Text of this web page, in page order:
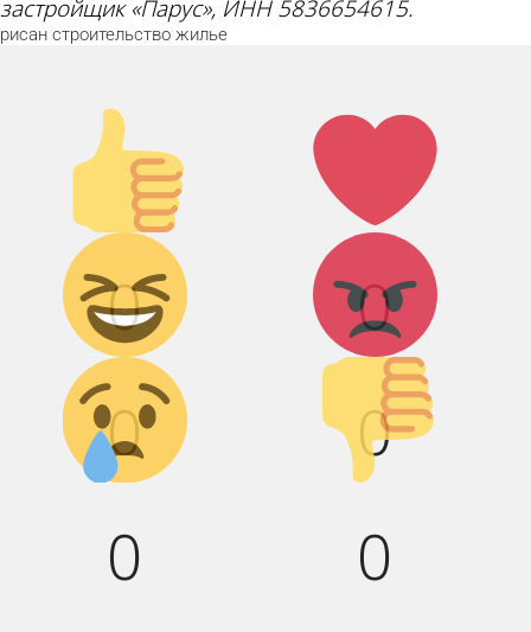
застройщик «Парус», ИНН 5836654615.
рисан строительство жилье
Палец
вверх!
0
Лайк!
0
Дикий смех!
0
Агрессия!
0
Грусть :(
0
Палец
вниз!
0